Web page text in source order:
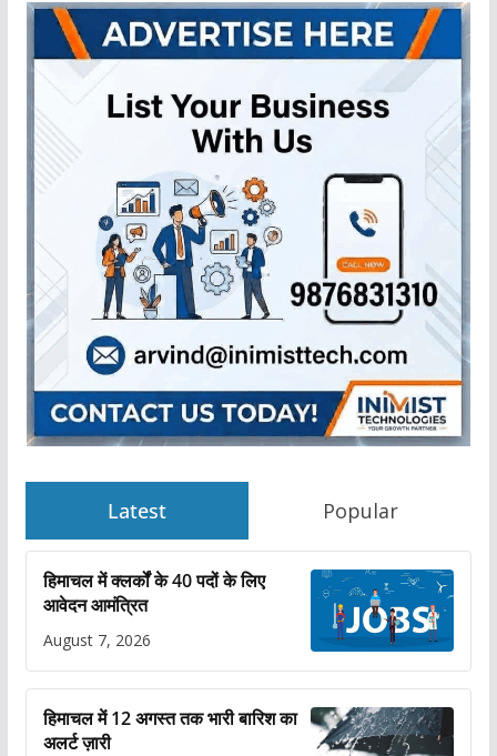
Latest Popular
हिमाचल में क्लर्कों के 40 पदों के लिए
आवेदन आमंत्रित
August 7, 2026
हिमाचल में 12 अगस्त तक भारी बारिश का
अलर्ट ज़ारी